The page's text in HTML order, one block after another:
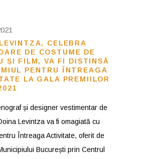
CELEBRA
DE COSTUME DE
ȘI FILM, VA FI DISTINSĂ
PENTRU ÎNTREAGA
LA GALA PREMIILOR
și designer vestimentar de
Levintza va fi omagiată cu
Întreaga Activitate, oferit de
București prin Centrul